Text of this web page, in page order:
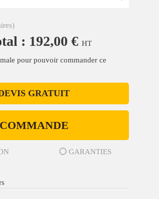
: 192,00 € HT
pour pouvoir commander ce
GRATUIT
COMMANDE
GARANTIES